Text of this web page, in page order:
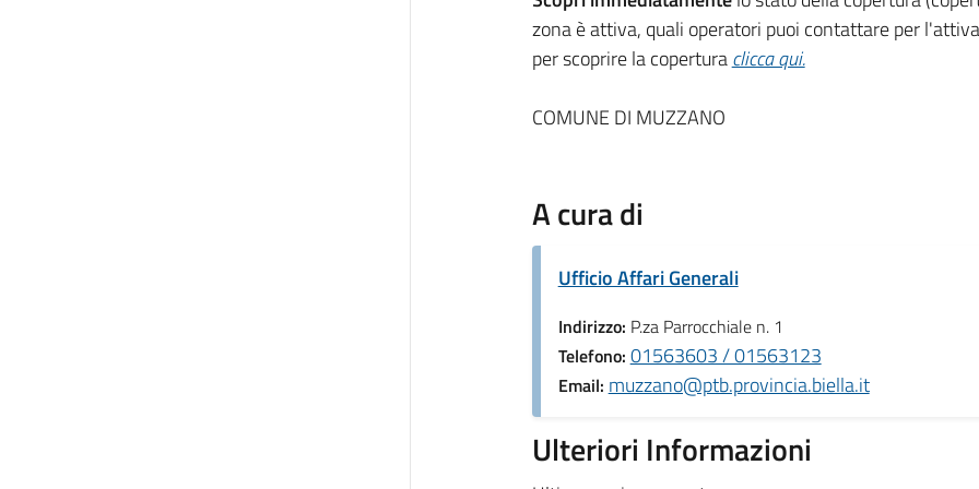
zona è attiva, quali operatori puoi contattare per
per scoprire la coperturaclicca qui.
COMUNE DI MUZZANO
A cura di
Ufficio Affari Generali
Indirizzo: P.za Parrocchiale n. 1
Telefono: 01563603 / 01563123
Email: muzzano@ptb.provincia.biella.it
Ulteriori Informazioni